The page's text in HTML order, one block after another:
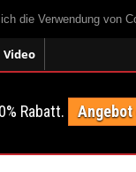
die Verwendung von
Video
Rabatt.